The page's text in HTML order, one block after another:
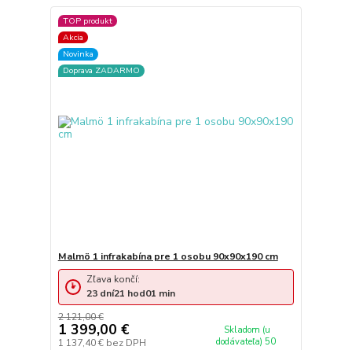
TOP produkt
Akcia
Novinka
Doprava ZADARMO
Malmö 1 infrakabína pre 1 osobu 90x90x190 cm
2 121,00 €
1 399,00 €
1 137,40 € bez DPH
Skladom (u
dodávateľa) 50
Zľava končí:
23 dní21 hod01 min